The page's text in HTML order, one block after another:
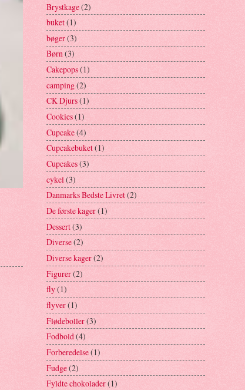
Brystkage(2)
buket(1)
bøger(3)
Børn(3)
Cakepops(1)
camping(2)
CK Djurs(1)
Cookies(1)
Cupcake(4)
Cupcakebuket(1)
Cupcakes(3)
cykel (3)
Danmarks Bedste Livret(2)
De første kager(1)
Dessert(3)
Diverse(2)
Diverse kager(2)
Figurer(2)
fly(1)
flyver(1)
Flødeboller(3)
Fodbold(4)
Forberedelse(1)
Fudge(2)
Fyldte chokolader(1)